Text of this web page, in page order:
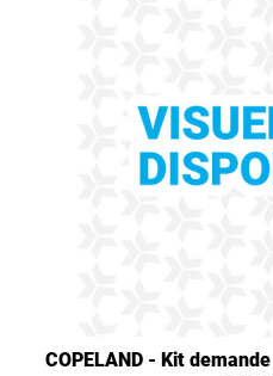
COPELAND - Kit